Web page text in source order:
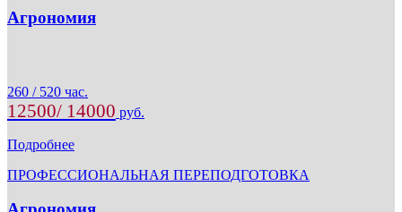
Агрономия
260 / 520 час.
12500/ 14000 руб.
Подробнее
ПРОФЕССИОНАЛЬНАЯ ПЕРЕПОДГОТОВКА